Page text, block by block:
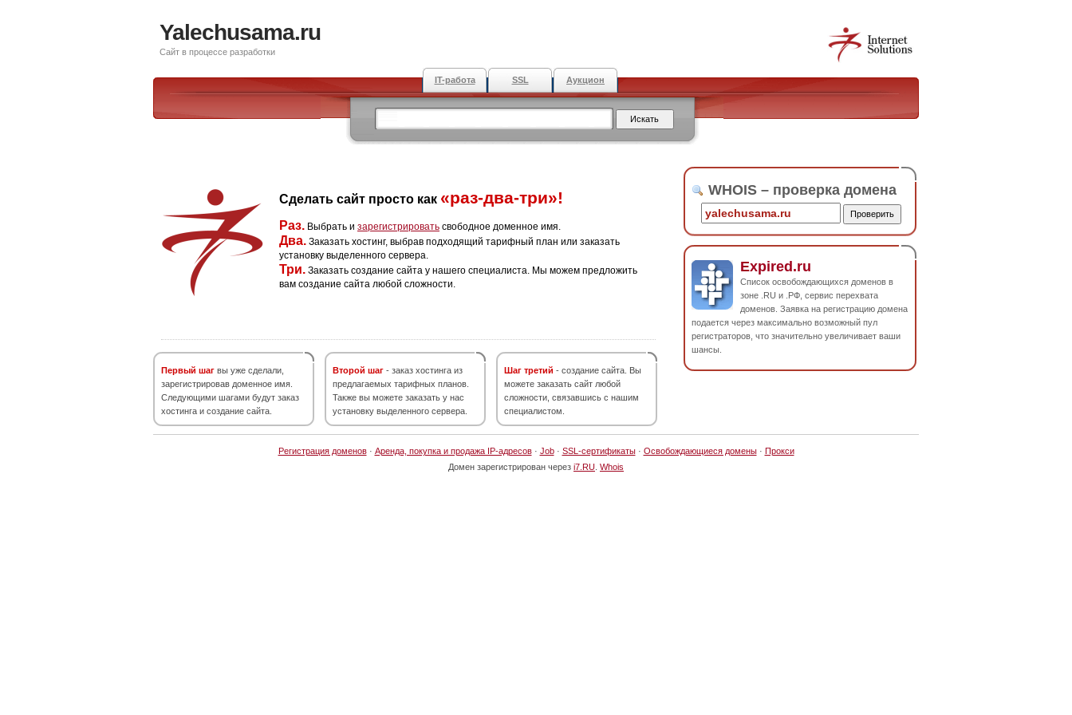
Yalechusama.ru
Сайт в процессе разработки
IT-работа SSL Аукцион
Сделать сайт просто как «раз-два-три»!
Раз. Выбрать и зарегистрировать свободное доменное имя.
Два. Заказать хостинг, выбрав подходящий тарифный план или заказать
установку выделенного сервера.
Три. Заказать создание сайта у нашего специалиста. Мы можем предложить
вам создание сайта любой сложности.
Первый шаг вы уже сделали,
зарегистрировав доменное имя.
Следующими шагами будут заказ
хостинга и создание сайта.
Второй шаг - заказ хостинга из
предлагаемых тарифных планов.
Также вы можете заказать у нас
установку выделенного сервера.
Шаг третий - создание сайта. Вы
можете заказать сайт любой
сложности, связавшись с нашим
специалистом.
WHOIS – проверка домена
Expired.ru
Список освобождающихся доменов в
зоне .RU и .РФ, сервис перехвата
доменов. Заявка на регистрацию домена
подается через максимально возможный пул
регистраторов, что значительно увеличивает ваши
шансы.
Регистрация доменов· Аренда, покупка и продажа IP-адресов· Job· SSL-сертификаты· Освобождающиеся домены· Прокси
Домен зарегистрирован через i7.RU Whois